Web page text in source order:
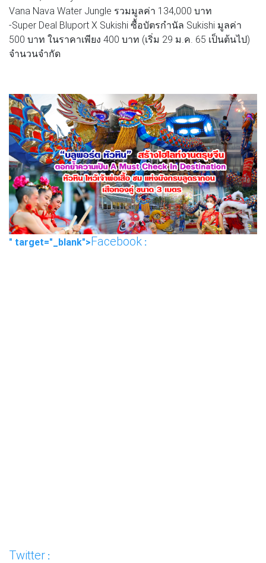
Vana Nava Water Jungle รวมมูลค่า 134,000 บาท
-Super Deal Bluport X Sukishi ซื้อบัตรกำนัล Sukishi มูลค่า
500 บาท ในราคาเพียง 400 บาท (เริ่ม 29 ม.ค. 65 เป็นต้นไป)
จำนวนจำกัด
" target="_blank">Facebook :
Twitter :